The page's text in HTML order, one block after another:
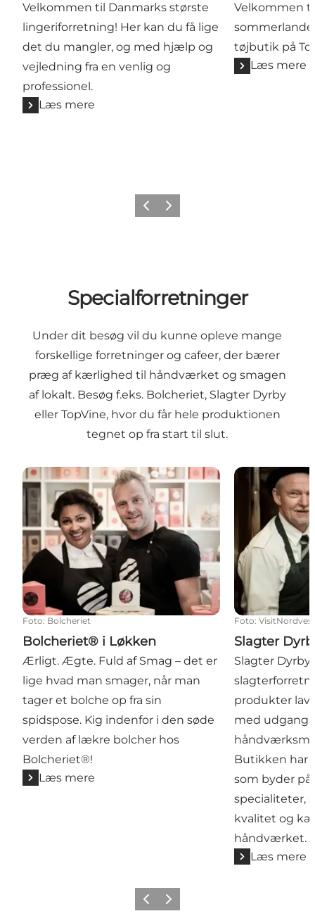
Velkommen til Danmarks største
lingeriforretning! Her kan du få lige
det du mangler, og med hjælp og
vejledning fra en venlig og
professionel.
Læs mere
Velkommen
tøjbutik på
Læs mere
ForrigeNæste
Specialforretninger
Under dit besøg vil du kunne opleve mange
forskellige forretninger og cafeer, der bærer
præg af kærlighed til håndværket og smagen
af lokalt. Besøg f.eks. Bolcheriet, Slagter Dyrby
eller TopVine, hvor du får hele produktionen
tegnet op fra start til slut.
Bolcheriet® i Løkken
Foto: Bolcheriet
Bolcheriet® i Løkken
Ærligt. Ægte. Fuld af Smag – det er
lige hvad man smager, når man
tager et bolche op fra sin
spidspose. Kig indenfor i den søde
verden af lækre bolcher hos
Bolcheriet®!
Læs mere
Slagter Dyrby
Foto:
Slagter
Slagter Dyrby
produkter
med
Butikken har
som byder
specialiteter,
kvalitet og
håndværket.
Læs mere
ForrigeNæste